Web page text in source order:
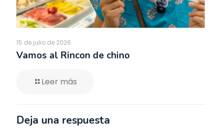
15 de julio de 2026
Vamos al Rincon de chino
Leer más
Deja una respuesta